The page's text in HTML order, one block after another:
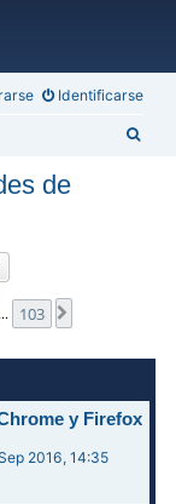
Identificarse
de
… 103
y Firefox
2016, 14:35